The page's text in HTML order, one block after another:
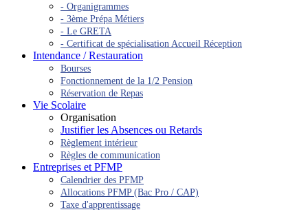
- Organigrammes
- 3ème Prépa Métiers
- Le GRETA
- Certificat de spécialisation Accueil Réception
Intendance / Restauration
Bourses
Fonctionnement de la 1/2 Pension
Réservation de Repas
Vie Scolaire
Organisation
Justifier les Absences ou Retards
Règlement intérieur
Règles de communication
Entreprises et PFMP
Calendrier des PFMP
Allocations PFMP (Bac Pro / CAP)
Taxe d'apprentissage